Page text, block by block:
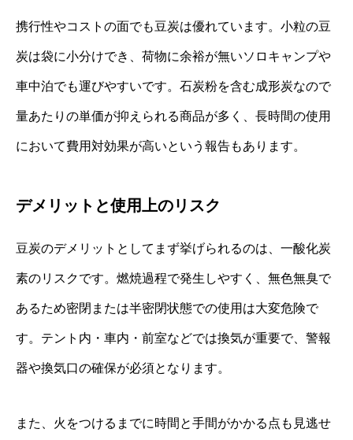
携行性やコストの面でも豆炭は優れています。小粒の豆
炭は袋に小分けでき、荷物に余裕が無いソロキャンプや
車中泊でも運びやすいです。石炭粉を含む成形炭なので
量あたりの単価が抑えられる商品が多く、長時間の使用
において費用対効果が高いという報告もあります。
デメリットと使用上のリスク
豆炭のデメリットとしてまず挙げられるのは、一酸化炭
素のリスクです。燃焼過程で発生しやすく、無色無臭で
あるため密閉または半密閉状態での使用は大変危険で
す。テント内・車内・前室などでは換気が重要で、警報
器や換気口の確保が必須となります。
また、火をつけるまでに時間と手間がかかる点も見逃せ